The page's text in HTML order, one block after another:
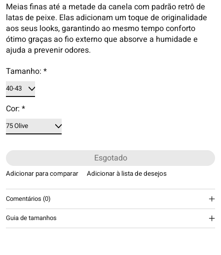
Meias finas até a metade da canela com padrão retrô de
latas de peixe. Elas adicionam um toque de originalidade
aos seus looks, garantindo ao mesmo tempo conforto
ótimo graças ao fio externo que absorve a humidade e
ajuda a prevenir odores.
Tamanho: *
Cor: *
Esgotado
Adicionar para comparar Adicionar à lista de desejos
Comentários (0)
Guia de tamanhos